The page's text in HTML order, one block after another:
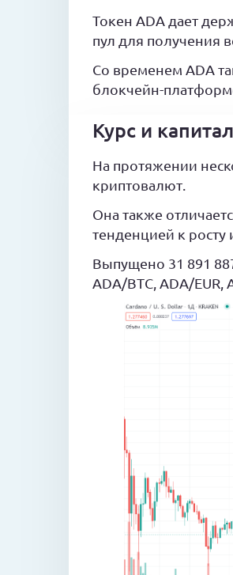
Токен ADA дает
пул для получения
Со временем ADA
блокчейн-
Курс и
На протяжении
криптовалют.
Она также
тенденцией к росту
Выпущено 31 891
ADA/BTC, ADA/EUR,